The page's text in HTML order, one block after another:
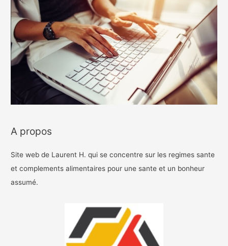
A propos
Site web de Laurent H. qui se concentre sur les regimes sante
et complements alimentaires pour une sante et un bonheur
assumé.